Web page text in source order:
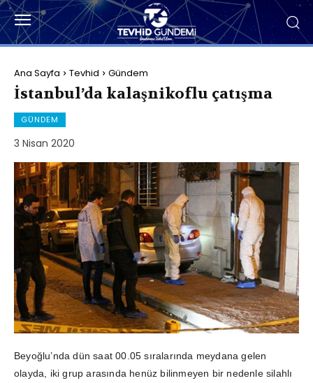
Ana Sayfa Tevhid Gündem
İstanbul’da kalaşnikoflu çatışma
GÜNDEM
3 Nisan 2020
Beyoğlu’nda dün saat 00.05 sıralarında meydana gelen
olayda, iki grup arasında henüz bilinmeyen bir nedenle silahlı